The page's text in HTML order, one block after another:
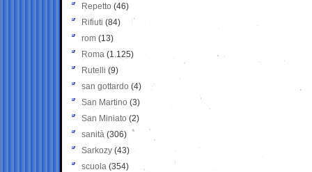
Repetto (46)
Rifiuti (84)
rom (13)
Roma (1.125)
Rutelli (9)
san gottardo (4)
San Martino (3)
San Miniato (2)
sanità (306)
Sarkozy (43)
scuola (354)